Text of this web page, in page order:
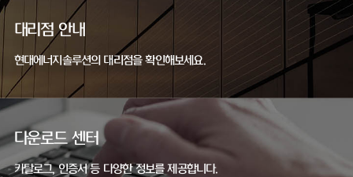
대리점 안내
현대에너지솔루션의 대리점을 확인해보세요.
다운로드 센터
카탈로그, 인증서 등 다양한 정보를 제공합니다.